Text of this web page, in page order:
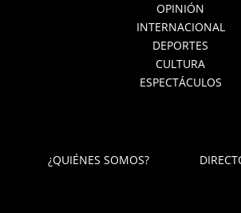
OPINIÓN
INTERNACIONAL
DEPORTES
CULTURA
ESPECTÁCULOS
¿QUIÉNES SOMOS?